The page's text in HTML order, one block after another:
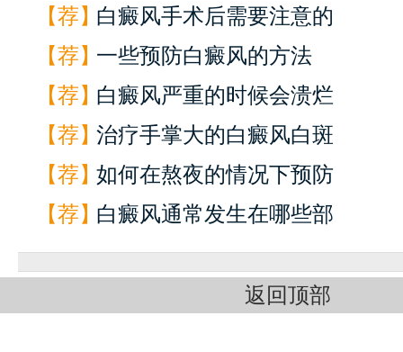
【荐】白癜风手术后需要注意的
【荐】一些预防白癜风的方法
【荐】白癜风严重的时候会溃烂
【荐】治疗手掌大的白癜风白斑
【荐】如何在熬夜的情况下预防
【荐】白癜风通常发生在哪些部
返回顶部